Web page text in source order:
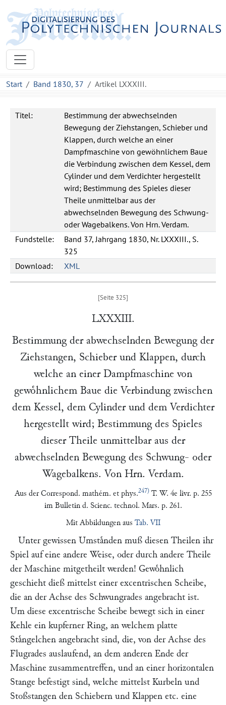
Start Band 1830, 37 Artikel LXXXIII.
Titel:
Bestimmung der abwechselnden
Bewegung der Ziehstangen, Schieber und
Klappen, durch welche an einer
Dampfmaschine von gewöhnlichem Baue
die Verbindung zwischen dem Kessel, dem
Cylinder und dem Verdichter hergestellt
wird; Bestimmung des Spieles dieser
Theile unmittelbar aus der
abwechselnden Bewegung des Schwung-
oder Wagebalkens. Von Hrn. Verdam.
Fundstelle:
Band 37, Jahrgang 1830, Nr. LXXXIII., S.
325
Download:
XML
LXXXIII.
Bestimmung der abwechselnden Bewegung der
Ziehstangen, Schieber und Klappen, durch
welche an einer Dampfmaschine von
gewoͤhnlichem Baue die Verbindung zwischen
dem Kessel, dem Cylinder und dem Verdichter
hergestellt wird; Bestimmung des Spieles
dieser Theile unmittelbar aus der
abwechselnden Bewegung des Schwung- oder
Wagebalkens. Von Hrn. Verdam.
Aus derCorrespond. mathém. et phys.247)T. W. 4e livr. p. 255
im Bulletin d. Scienc. technol. Mars. p. 261.
Mit Abbildungen aus Tab. VII
Unter gewissen Umstaͤnden muß diesen Theilen ihr
Spiel auf eine andere Weise, oder durch andere Theile
der Maschine mitgetheilt werden! Gewoͤhnlich
geschieht dieß mittelst einer excentrischen Scheibe,
die an der Achse des Schwungrades angebracht ist.
Um diese excentrische Scheibe bewegt sich in einer
Kehle ein kupferner Ring, an welchem platte
Staͤngelchen angebracht sind, die, von der Achse des
Flugrades auslaufend, an dem anderen Ende der
Maschine zusammentreffen, und an einer horizontalen
Stange befestigt sind, welche mittelst Kurbeln und
Stoßstangen den Schiebern und Klappen etc. eine